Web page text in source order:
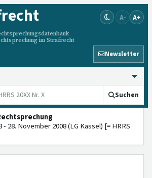
im Strafrecht
A- A+
Newsletter
Suchen
- 28. November 2008 (LG Kassel) [= HRRS